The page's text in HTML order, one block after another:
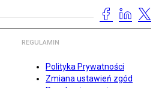
REGULAMIN
Polityka Prywatności
Zmiana ustawień zgód